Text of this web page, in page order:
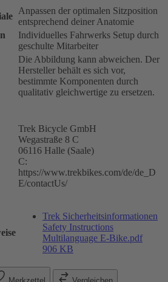
Anpassen der optimalen Sitzposition
entsprechend deiner Anatomie
Individuelles Fahrwerks Setup durch
geschulte Mitarbeiter
Die Abbildung kann abweichen. Der
Hersteller behält es sich vor,
bestimmte Komponenten durch
qualitativ gleichwertige zu ersetzen.
Trek Bicycle GmbH
Wegastraße 8 C
06116 Halle (Saale)
C:
https://www.trekbikes.com/de/de_D
E/contactUs/
Trek Sicherheitsinformationen
Safety Instructions
Multilanguage E-Bike.pdf
906 KB